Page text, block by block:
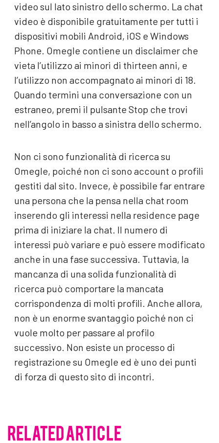
video sul lato sinistro dello schermo. La chat
video è disponibile gratuitamente per tutti i
dispositivi mobili Android, iOS e Windows
Phone. Omegle contiene un disclaimer che
vieta l’utilizzo ai minori di thirteen anni, e
l’utilizzo non accompagnato ai minori di 18.
Quando termini una conversazione con un
estraneo, premi il pulsante Stop che trovi
nell’angolo in basso a sinistra dello schermo.
Non ci sono funzionalità di ricerca su
Omegle, poiché non ci sono account o profili
gestiti dal sito. Invece, è possibile far entrare
una persona che la pensa nella chat room
inserendo gli interessi nella residence page
prima di iniziare la chat. Il numero di
interessi può variare e può essere modificato
anche in una fase successiva. Tuttavia, la
mancanza di una solida funzionalità di
ricerca può comportare la mancata
corrispondenza di molti profili. Anche allora,
non è un enorme svantaggio poiché non ci
vuole molto per passare al profilo
successivo. Non esiste un processo di
registrazione su Omegle ed è uno dei punti
di forza di questo sito di incontri.
RELATED ARTICLE